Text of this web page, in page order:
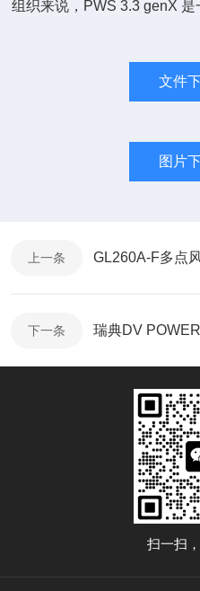
组织来说，PWS 3.3 genX 是
文件
图片
上一条 GL260A-F多点
下一条
扫一扫